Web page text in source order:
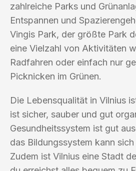
zahlreiche Parks und
Entspannen und
Vingis Park, der größte Park
eine Vielzahl von Aktivitäten
Radfahren oder einfach nur
Picknicken im Grünen.
Die Lebensqualität in Vilnius
ist sicher, sauber und gut
Gesundheitssystem ist gut
das Bildungssystem kann sich
Zudem ist Vilnius eine Stadt